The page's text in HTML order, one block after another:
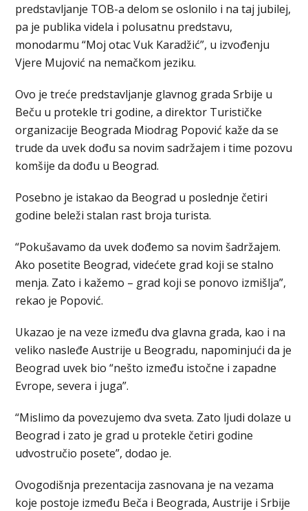
predstavljanje TOB-a delom se oslonilo i na taj jubilej,
pa je publika videla i polusatnu predstavu,
monodarmu “Moj otac Vuk Karadžić”, u izvođenju
Vjere Mujović na nemačkom jeziku.
Ovo je treće predstavljanje glavnog grada Srbije u
Beču u protekle tri godine, a direktor Turističke
organizacije Beograda Miodrag Popović kaže da se
trude da uvek dođu sa novim sadržajem i time pozovu
komšije da dođu u Beograd.
Posebno je istakao da Beograd u poslednje četiri
godine beleži stalan rast broja turista.
“Pokušavamo da uvek dođemo sa novim šadržajem.
Ako posetite Beograd, videćete grad koji se stalno
menja. Zato i kažemo – grad koji se ponovo izmišlja”,
rekao je Popović.
Ukazao je na veze između dva glavna grada, kao i na
veliko nasleđe Austrije u Beogradu, napominjući da je
Beograd uvek bio “nešto između istočne i zapadne
Evrope, severa i juga”.
“Mislimo da povezujemo dva sveta. Zato ljudi dolaze u
Beograd i zato je grad u protekle četiri godine
udvostručio posete”, dodao je.
Ovogodišnja prezentacija zasnovana je na vezama
koje postoje između Beča i Beograda, Austrije i Srbije